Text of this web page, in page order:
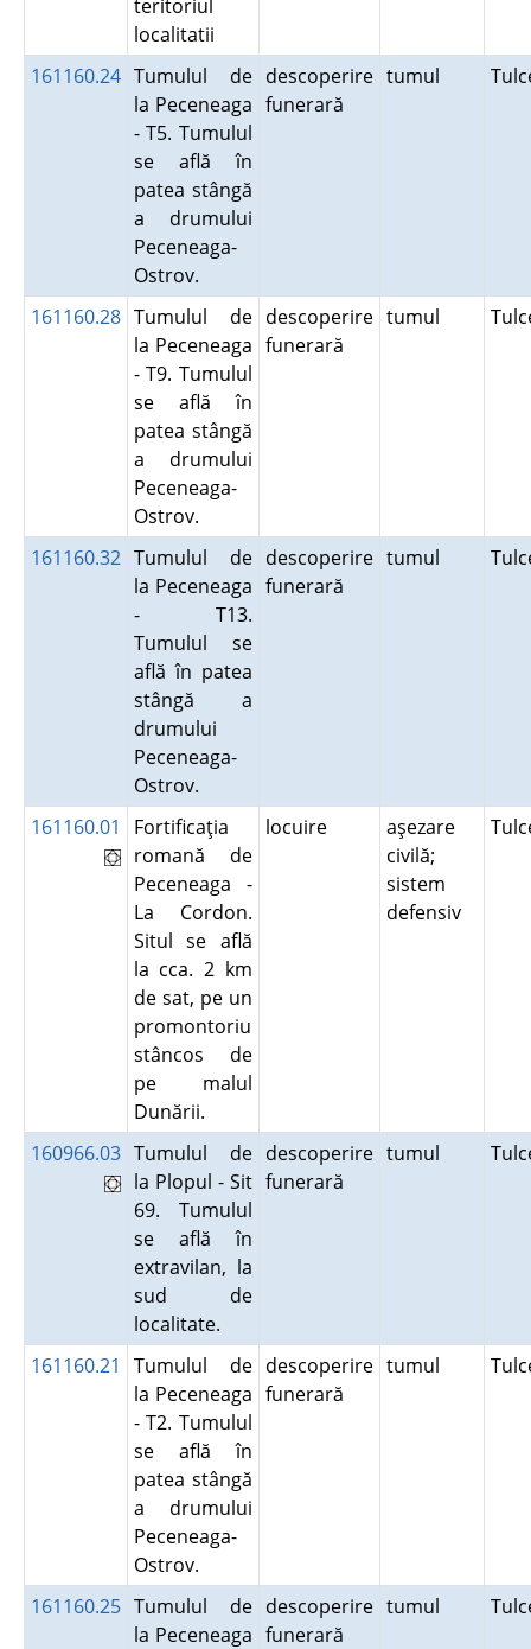
teritoriul
localitatii
161160.24 Tumulul de
la Peceneaga
- T5. Tumulul
se află în
patea stângă
a drumului
Peceneaga-
Ostrov.
descoperire
funerară
tumul
161160.28 Tumulul de
la Peceneaga
- T9. Tumulul
se află în
patea stângă
a drumului
Peceneaga-
Ostrov.
descoperire
funerară
tumul
161160.32 Tumulul de
la Peceneaga
- T13.
Tumulul se
află în patea
stângă a
drumului
Peceneaga-
Ostrov.
descoperire
funerară
tumul
161160.01
Fortificaţia
romană de
Peceneaga -
La Cordon.
Situl se află
la cca. 2 km
de sat, pe un
promontoriu
stâncos de
pe malul
Dunării.
locuire
aşezare
civilă;
sistem
defensiv
160966.03 Tumulul de
la Plopul - Sit
69. Tumulul
se află în
extravilan, la
sud de
localitate.
descoperire
funerară
tumul
161160.21
Tumulul de
la Peceneaga
- T2. Tumulul
se află în
patea stângă
a drumului
Peceneaga-
Ostrov.
descoperire
funerară
tumul
161160.25 Tumulul de
la Peceneaga
descoperire
funerară
tumul